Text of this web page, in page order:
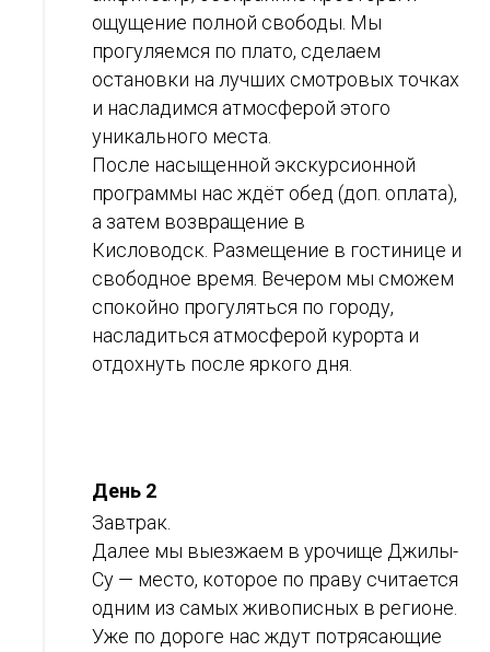
ощущение полной свободы. Мы
прогуляемся по плато, сделаем
остановки на лучших смотровых точках
и насладимся атмосферой этого
уникального места.
После насыщенной экскурсионной
программы нас ждёт обед (доп. оплата),
а затем возвращение в
Кисловодск. Размещение в гостинице и
свободное время. Вечером мы сможем
спокойно прогуляться по городу,
насладиться атмосферой курорта и
отдохнуть после яркого дня.
День 2
Завтрак.
Далее мы выезжаем в урочище Джилы-
Су — место, которое по праву считается
одним из самых живописных в регионе.
Уже по дороге нас ждут потрясающие